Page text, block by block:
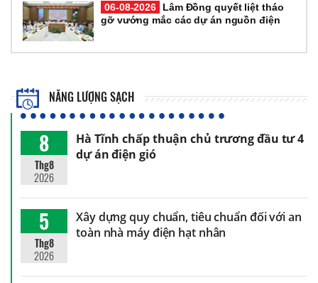
06-08-2026
Lâm Đồng quyết liệt tháo
gỡ vướng mắc các dự án nguồn điện
NĂNG LƯỢNG SẠCH
8
Thg8
2026
Hà Tĩnh chấp thuận chủ trương đầu tư 4
dự án điện gió
5
Thg8
2026
Xây dựng quy chuẩn, tiêu chuẩn đối với an
toàn nhà máy điện hạt nhân